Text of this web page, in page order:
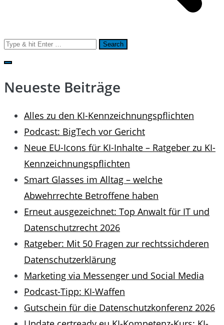
Search
for:
Neueste Beiträge
Alles zu den KI-Kennzeichnungspflichten
Podcast: BigTech vor Gericht
Neue EU-Icons für KI-Inhalte – Ratgeber zu KI-
Kennzeichnungspflichten
Smart Glasses im Alltag – welche
Abwehrrechte Betroffene haben
Erneut ausgezeichnet: Top Anwalt für IT und
Datenschutzrecht 2026
Ratgeber: Mit 50 Fragen zur rechtssichderen
Datenschutzerklärung
Marketing via Messenger und Social Media
Podcast-Tipp: KI-Waffen
Gutschein für die Datenschutzkonferenz 2026